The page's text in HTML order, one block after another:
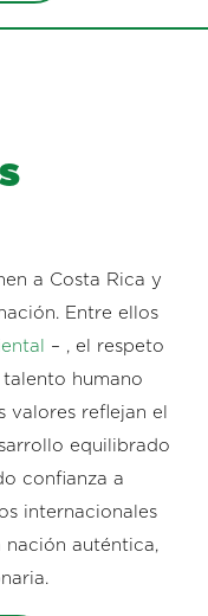
a Costa Rica y
Entre ellos
– , el respeto
humano
valores reflejan el
equilibrado
confianza a
internacionales
nación auténtica,